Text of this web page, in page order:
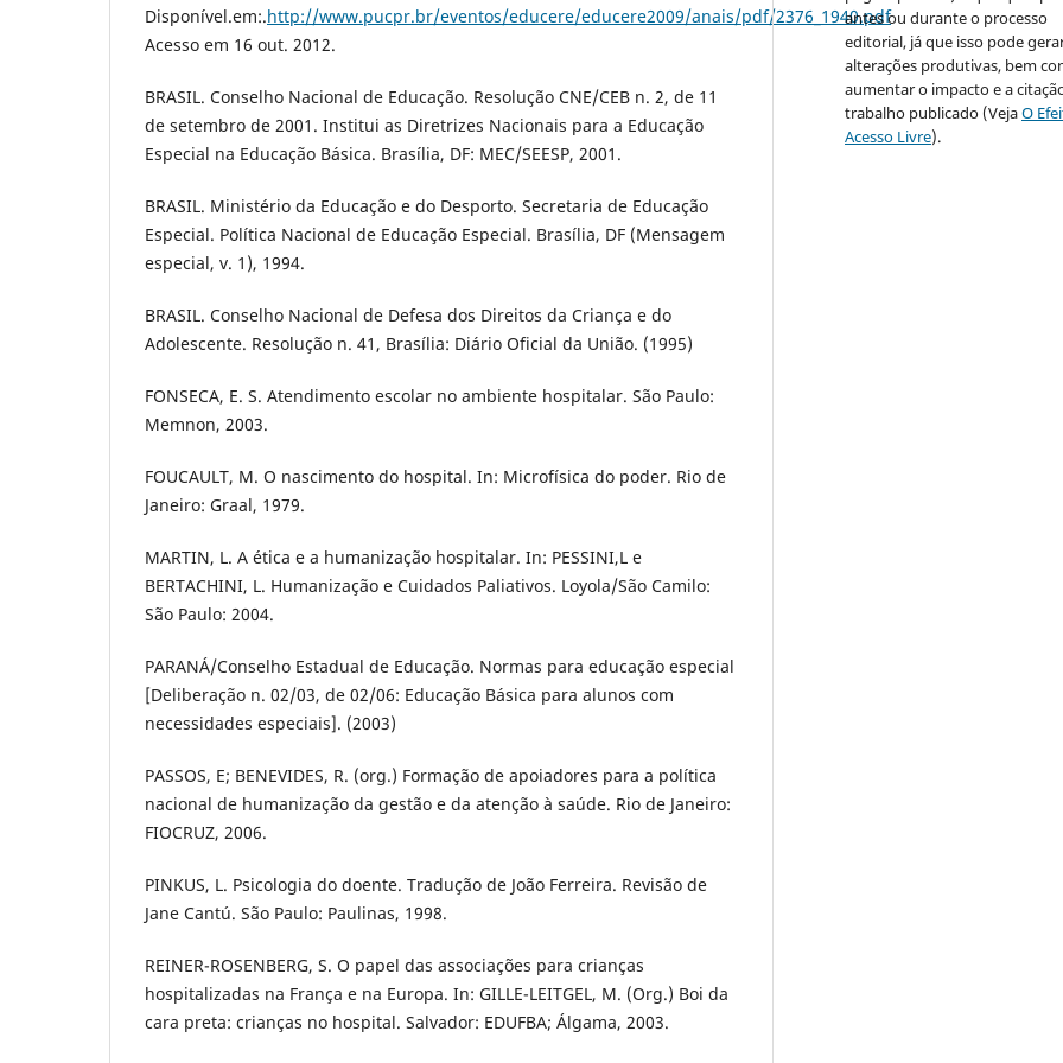
Disponível.em:.http://www.pucpr.br/eventos/educere/educere2009/anais/pdf/2376_1940.pdf
Acesso em 16 out. 2012.
BRASIL. Conselho Nacional de Educação. Resolução CNE/CEB n. 2, de 11
de setembro de 2001. Institui as Diretrizes Nacionais para a Educação
Especial na Educação Básica. Brasília, DF: MEC/SEESP, 2001.
BRASIL. Ministério da Educação e do Desporto. Secretaria de Educação
Especial. Política Nacional de Educação Especial. Brasília, DF (Mensagem
especial, v. 1), 1994.
BRASIL. Conselho Nacional de Defesa dos Direitos da Criança e do
Adolescente. Resolução n. 41, Brasília: Diário Oficial da União. (1995)
FONSECA, E. S. Atendimento escolar no ambiente hospitalar. São Paulo:
Memnon, 2003.
FOUCAULT, M. O nascimento do hospital. In: Microfísica do poder. Rio de
Janeiro: Graal, 1979.
MARTIN, L. A ética e a humanização hospitalar. In: PESSINI,L e
BERTACHINI, L. Humanização e Cuidados Paliativos. Loyola/São Camilo:
São Paulo: 2004.
PARANÁ/Conselho Estadual de Educação. Normas para educação especial
[Deliberação n. 02/03, de 02/06: Educação Básica para alunos com
necessidades especiais]. (2003)
PASSOS, E; BENEVIDES, R. (org.) Formação de apoiadores para a política
nacional de humanização da gestão e da atenção à saúde. Rio de Janeiro:
FIOCRUZ, 2006.
PINKUS, L. Psicologia do doente. Tradução de João Ferreira. Revisão de
Jane Cantú. São Paulo: Paulinas, 1998.
REINER-ROSENBERG, S. O papel das associações para crianças
hospitalizadas na França e na Europa. In: GILLE-LEITGEL, M. (Org.) Boi da
cara preta: crianças no hospital. Salvador: EDUFBA; Álgama, 2003.
antes ou durante o processo
editorial, já que isso pode
alterações produtivas, bem
aumentar o impacto e a
trabalho publicado (VejaO
Acesso Livre).